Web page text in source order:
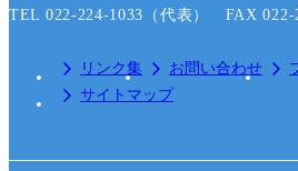
TEL 022-224-1033（代表） FAX 022-
リンク集 お問い合わせ
サイトマップ